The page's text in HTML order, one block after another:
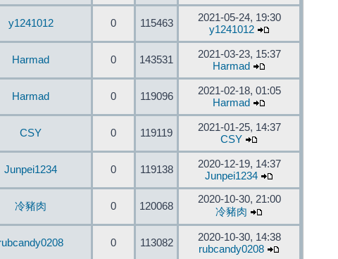
y1241012 0 115463
2021-05-24, 19:30
y1241012
Harmad 0 143531
2021-03-23, 15:37
Harmad
Harmad 0 119096
2021-02-18, 01:05
Harmad
CSY 0 119119
2021-01-25, 14:37
CSY
Junpei1234 0 119138
2020-12-19, 14:37
Junpei1234
冷豬肉 0 120068
2020-10-30, 21:00
冷豬肉
0 113082
2020-10-30, 14:38
rubcandy0208